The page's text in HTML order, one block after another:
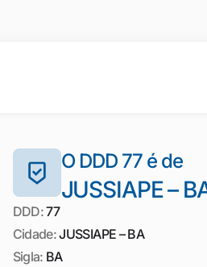
O DDD 77 é de
JUSSIAPE –
DDD:77
Cidade:JUSSIAPE – BA
Sigla: BA